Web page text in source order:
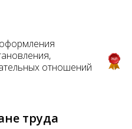
отношений
труда